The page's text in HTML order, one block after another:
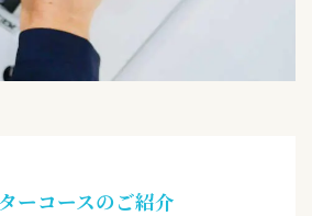
ーコースのご紹介